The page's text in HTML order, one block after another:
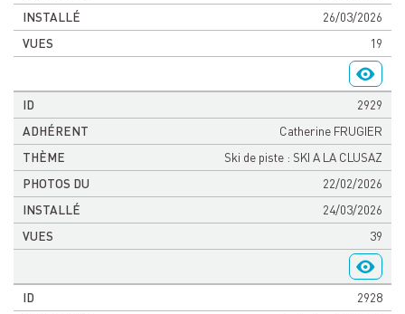
26/03/2026
19
2929
Catherine FRUGIER
Ski de piste : SKI A LA CLUSAZ
22/02/2026
24/03/2026
39
2928